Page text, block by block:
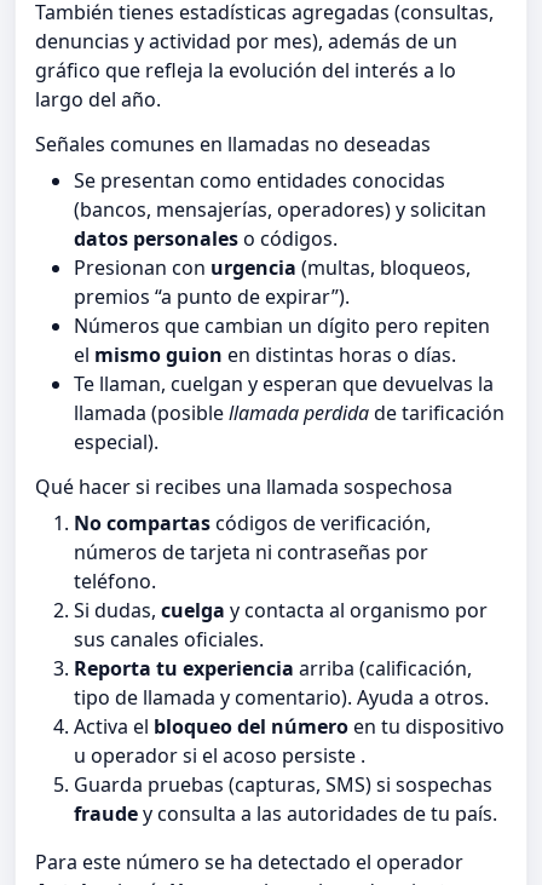
También tienes estadísticas agregadas (consultas,
denuncias y actividad por mes), además de un
gráfico que refleja la evolución del interés a lo
largo del año.
Señales comunes en llamadas no deseadas
Se presentan como entidades conocidas
(bancos, mensajerías, operadores) y solicitan
datos personaleso códigos.
Presionan con urgencia (multas, bloqueos,
premios “a punto de expirar”).
Números que cambian un dígito pero repiten
el mismo guion en distintas horas o días.
Te llaman, cuelgan y esperan que devuelvas la
llamada (posiblellamada perdidade tarificación
especial).
Qué hacer si recibes una llamada sospechosa
No compartascódigos de verificación,
números de tarjeta ni contraseñas por
teléfono.
Si dudas, cuelga y contacta al organismo por
sus canales oficiales.
Reporta tu experiencia arriba (calificación,
tipo de llamada y comentario). Ayuda a otros.
Activa el bloqueo del númeroen tu dispositivo
u operador si el acoso persiste .
Guarda pruebas (capturas, SMS) si sospechas
fraudey consulta a las autoridades de tu país.
Para este número se ha detectado el operador